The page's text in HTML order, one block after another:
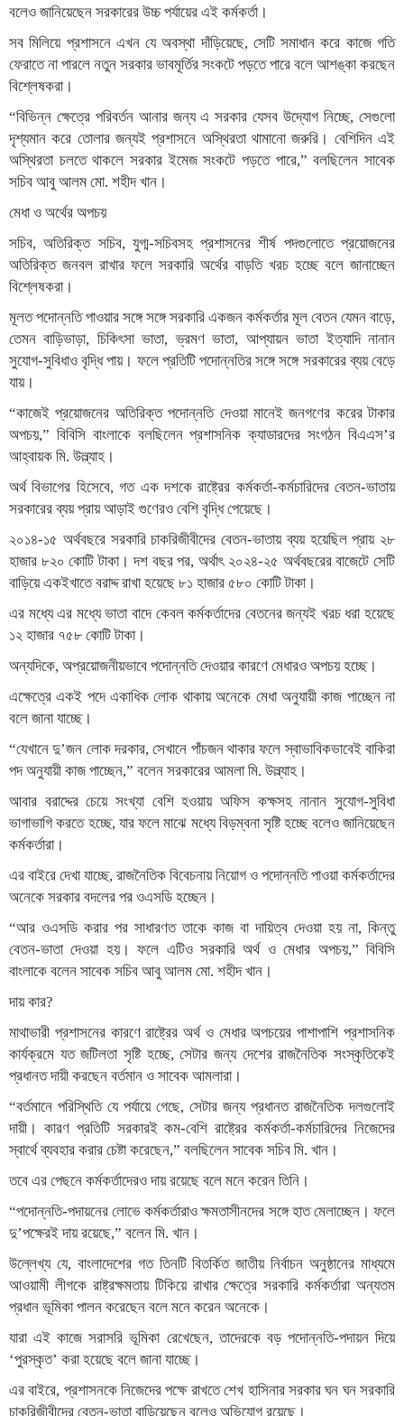
বলেও জানিয়েছেন সরকারের উচ্চ পর্যায়ের এই কর্মকর্তা।
সব মিলিয়ে প্রশাসনে এখন যে অবস্থা দাঁড়িয়েছে, সেটি সমাধান করে কাজে গতি
ফেরাতে না পারলে নতুন সরকার ভাবমূর্তির সংকটে পড়তে পারে বলে আশঙ্কা করছেন
বিশ্লেষকরা।
“বিভিন্ন ক্ষেত্রে পরিবর্তন আনার জন্য এ সরকার যেসব উদ্যোগ নিচ্ছে, সেগুলো
দৃশ্যমান করে তোলার জন্যই প্রশাসনে অস্থিরতা থামানো জরুরি। বেশিদিন এই
অস্থিরতা চলতে থাকলে সরকার ইমেজ সংকটে পড়তে পারে,” বলছিলেন সাবেক
সচিব আবু আলম মো. শহীদ খান।
মেধা ও অর্থের অপচয়
সচিব, অতিরিক্ত সচিব, যুগ্ম-সচিবসহ প্রশাসনের শীর্ষ পদগুলোতে প্রয়োজনের
অতিরিক্ত জনবল রাখার ফলে সরকারি অর্থের বাড়তি খরচ হচ্ছে বলে জানাচ্ছেন
বিশ্লেষকরা।
মূলত পদোন্নতি পাওয়ার সঙ্গে সঙ্গে সরকারি একজন কর্মকর্তার মূল বেতন যেমন বাড়ে,
তেমন বাড়িভাড়া, চিকিৎসা ভাতা, ভ্রমণ ভাতা, আপ্যায়ন ভাতা ইত্যাদি নানান
সুযোগ-সুবিধাও বৃদ্ধি পায়। ফলে প্রতিটি পদোন্নতির সঙ্গে সঙ্গে সরকারের ব্যয় বেড়ে
যায়।
“কাজেই প্রয়োজনের অতিরিক্ত পদোন্নতি দেওয়া মানেই জনগণের করের টাকার
অপচয়,” বিবিসি বাংলাকে বলছিলেন প্রশাসনিক ক্যাডারদের সংগঠন বিএএস’র
আহ্বায়ক মি. উল্ল্যাহ।
অর্থ বিভাগের হিসেবে, গত এক দশকে রাষ্ট্রের কর্মকর্তা-কর্মচারিদের বেতন-ভাতায়
সরকারের ব্যয় প্রায় আড়াই গুণেরও বেশি বৃদ্ধি পেয়েছে।
২০১৪-১৫ অর্থবছরে সরকারি চাকরিজীবীদের বেতন-ভাতায় ব্যয় হয়েছিল প্রায় ২৮
হাজার ৮২০ কোটি টাকা। দশ বছর পর, অর্থাৎ ২০২৪-২৫ অর্থবছরের বাজেটে সেটি
বাড়িয়ে একইখাতে বরাদ্দ রাখা হয়েছে ৮১ হাজার ৫৮০ কোটি টাকা।
এর মধ্যে এর মধ্যে ভাতা বাদে কেবল কর্মকর্তাদের বেতনের জন্যই খরচ ধরা হয়েছে
১২ হাজার ৭৫৮ কোটি টাকা।
অন্যদিকে, অপ্রয়োজনীয়ভাবে পদোন্নতি দেওয়ার কারণে মেধারও অপচয় হচ্ছে।
এক্ষেত্রে একই পদে একাধিক লোক থাকায় অনেকে মেধা অনুযায়ী কাজ পাচ্ছেন না
বলে জানা যাচ্ছে।
“যেখানে দু’জন লোক দরকার, সেখানে পাঁচজন থাকার ফলে স্বাভাবিকভাবেই বাকিরা
পদ অনুযায়ী কাজ পাচ্ছেন,” বলেন সরকারের আমলা মি. উল্ল্যাহ।
আবার বরাদ্দের চেয়ে সংখ্যা বেশি হওয়ায় অফিস কক্ষসহ নানান সুযোগ-সুবিধা
ভাগাভাগি করতে হচ্ছে, যার ফলে মাঝে মধ্যে বিড়ম্বনা সৃষ্টি হচ্ছে বলেও জানিয়েছেন
কর্মকর্তারা।
এর বাইরে দেখা যাচ্ছে, রাজনৈতিক বিবেচনায় নিয়োগ ও পদোন্নতি পাওয়া কর্মকর্তাদের
অনেকে সরকার বদলের পর ওএসডি হচ্ছেন।
“আর ওএসডি করার পর সাধারণত তাকে কাজ বা দায়িত্ব দেওয়া হয় না, কিন্তু
বেতন-ভাতা দেওয়া হয়। ফলে এটিও সরকারি অর্থ ও মেধার অপচয়,” বিবিসি
বাংলাকে বলেন সাবেক সচিব আবু আলম মো. শহীদ খান।
দায় কার?
মাথাভারী প্রশাসনের কারণে রাষ্ট্রের অর্থ ও মেধার অপচয়ের পাশাপাশি প্রশাসনিক
কার্যক্রমে যত জটিলতা সৃষ্টি হচ্ছে, সেটার জন্য দেশের রাজনৈতিক সংস্কৃতিকেই
প্রধানত দায়ী করছেন বর্তমান ও সাবেক আমলারা।
“বর্তমানে পরিস্থিতি যে পর্যায়ে গেছে, সেটার জন্য প্রধানত রাজনৈতিক দলগুলোই
দায়ী। কারণ প্রতিটি সরকারই কম-বেশি রাষ্ট্রের কর্মকর্তা-কর্মচারিদের নিজেদের
স্বার্থে ব্যবহার করার চেষ্টা করেছেন,” বলছিলেন সাবেক সচিব মি. খান।
তবে এর পেছনে কর্মকর্তাদেরও দায় রয়েছে বলে মনে করেন তিনি।
“পদোন্নতি-পদায়নের লোভে কর্মকর্তারাও ক্ষমতাসীনদের সঙ্গে হাত মেলাচ্ছেন। ফলে
দু’পক্ষেরই দায় রয়েছে,” বলেন মি. খান।
উল্লেখ্য যে, বাংলাদেশের গত তিনটি বিতর্কিত জাতীয় নির্বাচন অনুষ্ঠানের মাধ্যমে
আওয়ামী লীগকে রাষ্ট্রক্ষমতায় টিকিয়ে রাখার ক্ষেত্রে সরকারি কর্মকর্তারা অন্যতম
প্রধান ভূমিকা পালন করেছেন বলে মনে করেন অনেকে।
যারা এই কাজে সরাসরি ভূমিকা রেখেছেন, তাদেরকে বড় পদোন্নতি-পদায়ন দিয়ে
‘পুরস্কৃত’ করা হয়েছে বলে জানা যাচ্ছে।
এর বাইরে, প্রশাসনকে নিজেদের পক্ষে রাখতে শেখ হাসিনার সরকার ঘন ঘন সরকারি
চাকরিজীবীদের বেতন-ভাতা বাড়িয়েছেন বলেও অভিযোগ রয়েছে।